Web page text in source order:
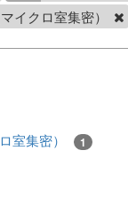
イクロ室集密）
室集密） 1